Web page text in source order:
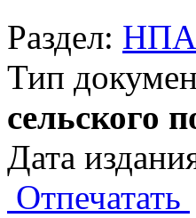
Раздел: НПА
Тип
сельского
Дата
Отпечатать